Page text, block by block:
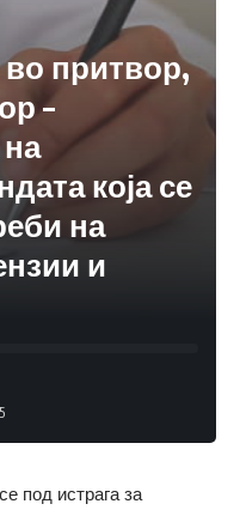
притвор,
–
која се
на
и
под истрага за